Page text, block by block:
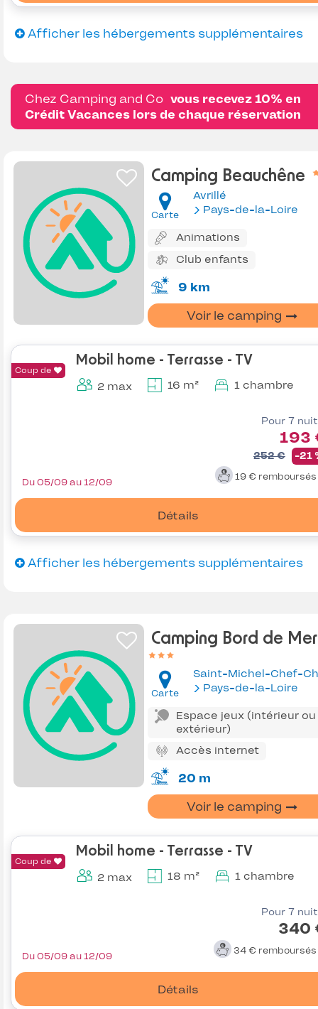
Afficher les hébergements supplémentaires
Chez Camping and Co vous recevez 10% en
Crédit Vacances lors de chaque réservation
Camping Beauchêne
Carte
Avrillé
Pays-de-la-Loire
Animations
Club enfants
9 km
Voir le camping
Coup de
Mobil home - Terrasse - TV
2 max 16 m² 1 chambre
Pour 7
193
252 € -21
19 € remboursés
Détails
Du 05/09 au 12/09
Afficher les hébergements supplémentaires
Camping Bord de Mer
Carte
Saint-Michel-Chef-
Pays-de-la-Loire
Espace jeux (intérieur ou
extérieur)
Accès internet
20 m
Voir le camping
Coup de
Mobil home - Terrasse - TV
2 max 18 m² 1 chambre
Pour 7
340
34 € remboursés
Détails
Du 05/09 au 12/09